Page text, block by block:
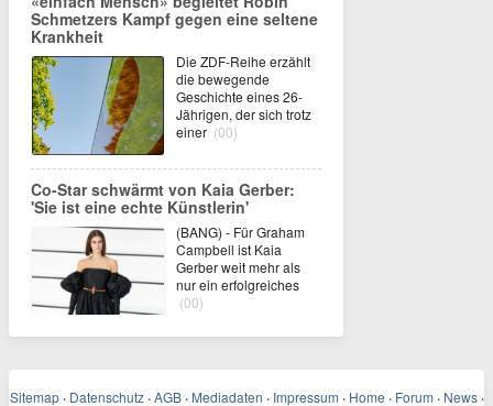
Schmetzers Kampf gegen eine seltene
Krankheit
Die ZDF-Reihe erzählt
die bewegende
Geschichte eines 26-
Jährigen, der sich trotz
einer (00)
Co-Star schwärmt von Kaia Gerber:
'Sie ist eine echte Künstlerin'
(BANG) - Für Graham
Campbell ist Kaia
Gerber weit mehr als
nur ein erfolgreiches
(00)
Sitemap · Datenschutz · AGB · Mediadaten · Impressum · Home · Forum · News ·